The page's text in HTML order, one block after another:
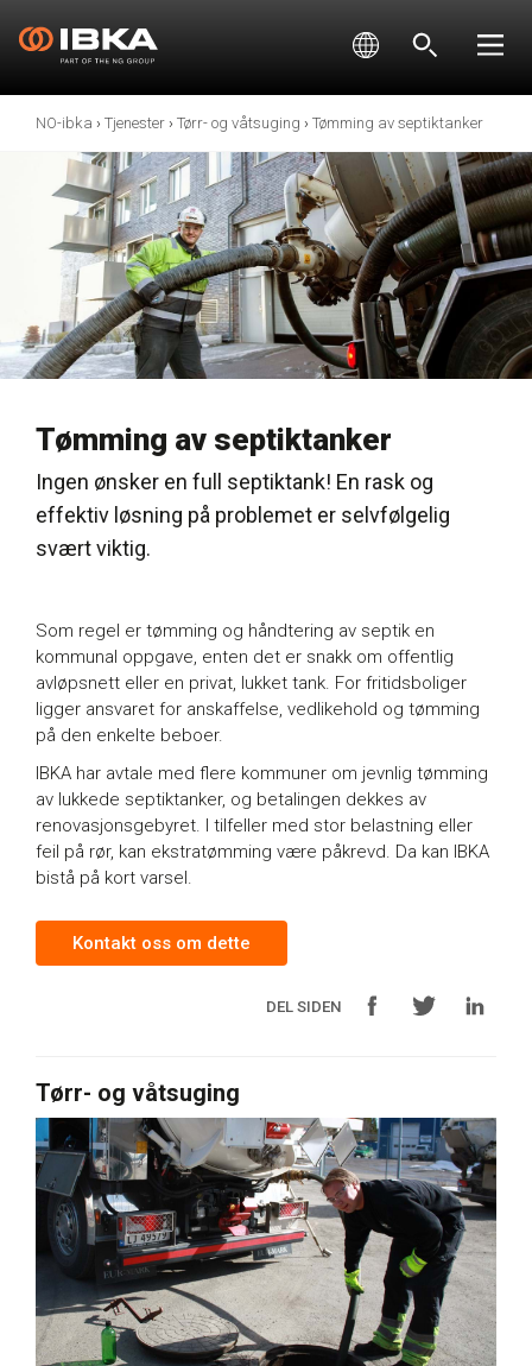
NO-ibka › Tjenester › Tørr- og våtsuging › Tømming av septiktanker
Tømming av septiktanker
Ingen ønsker en full septiktank! En rask og
effektiv løsning på problemet er selvfølgelig
svært viktig.
Som regel er tømming og håndtering av septik en
kommunal oppgave, enten det er snakk om offentlig
avløpsnett eller en privat, lukket tank. For fritidsboliger
ligger ansvaret for anskaffelse, vedlikehold og tømming
på den enkelte beboer.
IBKA har avtale med flere kommuner om jevnlig tømming
av lukkede septiktanker, og betalingen dekkes av
renovasjonsgebyret. I tilfeller med stor belastning eller
feil på rør, kan ekstratømming være påkrevd. Da kan IBKA
bistå på kort varsel.
Kontakt oss om dette
DEL SIDEN
Tørr- og våtsuging​